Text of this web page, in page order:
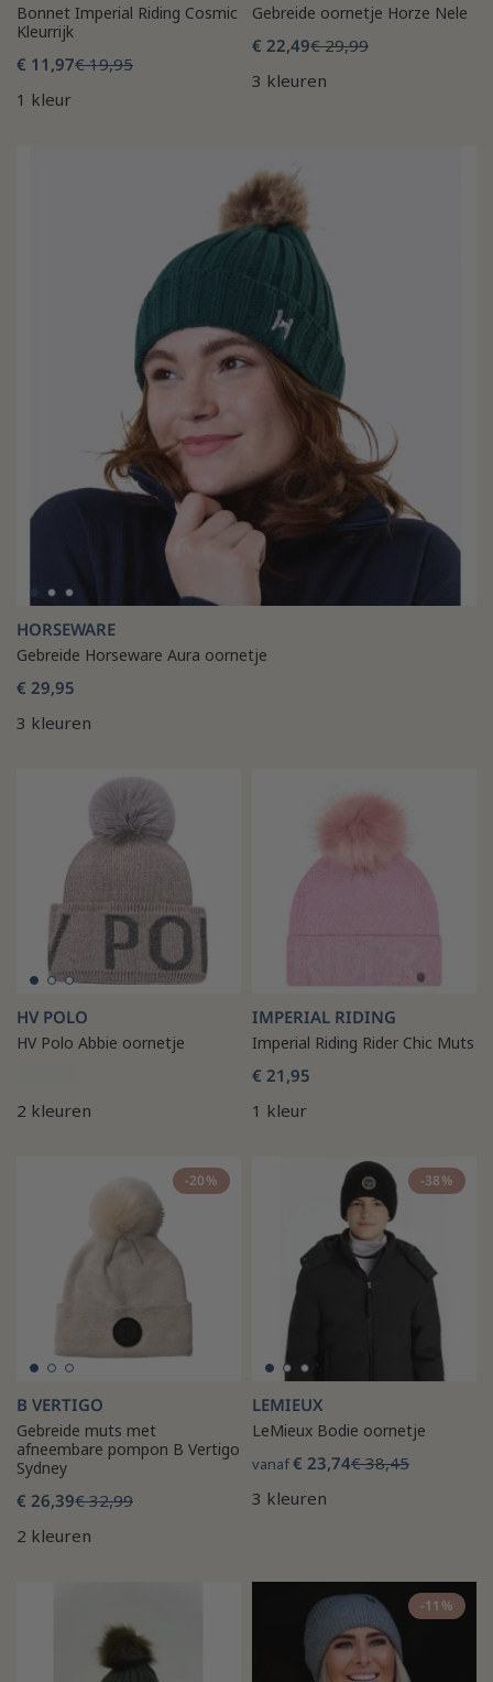
Bonnet Imperial Riding Cosmic
Kleurrijk
€ 11,97€ 19,95
1 kleur
Gebreide oornetje Horze Nele
€ 22,49€ 29,99
3 kleuren
HORSEWARE
Gebreide Horseware Aura oornetje
€ 29,95
3 kleuren
HV POLO
HV Polo Abbie oornetje
2 kleuren
IMPERIAL RIDING
Imperial Riding Rider Chic Muts
€ 21,95
1 kleur
-20%
B VERTIGO
Gebreide muts met
afneembare pompon B Vertigo
Sydney
€ 26,39€ 32,99
2 kleuren
-38%
LEMIEUX
LeMieux Bodie oornetje
vanaf€ 23,74€ 38,45
3 kleuren
-11%